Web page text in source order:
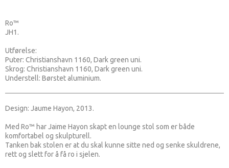
Ro™
JH1.
Utførelse:
Puter: Christianshavn 1160, Dark green uni.
Skrog: Christianshavn 1160, Dark green uni.
Understell: Børstet aluminium.
Design: Jaume Hayon, 2013.
Med Ro™ har Jaime Hayon skapt en lounge stol som er både
komfortabel og skulpturell.
Tanken bak stolen er at du skal kunne sitte ned og senke skuldrene,
rett og slett for å få ro i sjelen.